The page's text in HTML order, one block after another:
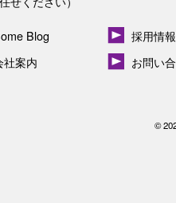
Blog
社案内
採用情報
お問い
©